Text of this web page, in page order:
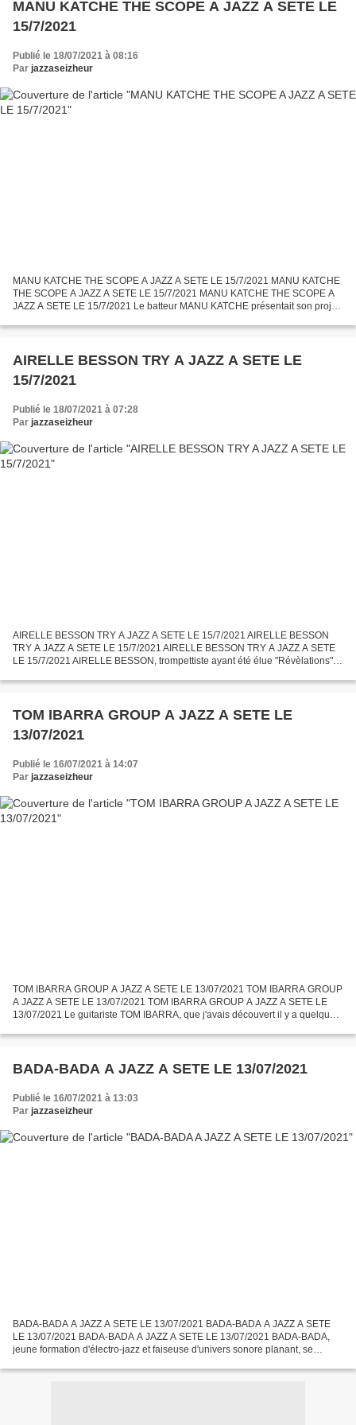
MANU KATCHE THE SCOPE A JAZZ A SETE LE
15/7/2021
Publié le 18/07/2021 à 08:16
Par jazzaseizheur
MANU KATCHE THE SCOPE A JAZZ A SETE LE 15/7/2021 MANU KATCHE
THE SCOPE A JAZZ A SETE LE 15/7/2021 MANU KATCHE THE SCOPE A
JAZZ A SETE LE 15/7/2021 Le batteur MANU KATCHE présentait son projet
AIRELLE BESSON TRY A JAZZ A SETE LE
15/7/2021
Publié le 18/07/2021 à 07:28
Par jazzaseizheur
AIRELLE BESSON TRY A JAZZ A SETE LE 15/7/2021 AIRELLE BESSON
TRY A JAZZ A SETE LE 15/7/2021 AIRELLE BESSON TRY A JAZZ A SETE
LE 15/7/2021 AIRELLE BESSON, trompettiste ayant été élue "Révèlations"
TOM IBARRA GROUP A JAZZ A SETE LE
13/07/2021
Publié le 16/07/2021 à 14:07
Par jazzaseizheur
TOM IBARRA GROUP A JAZZ A SETE LE 13/07/2021 TOM IBARRA GROUP
A JAZZ A SETE LE 13/07/2021 TOM IBARRA GROUP A JAZZ A SETE LE
13/07/2021 Le guitariste TOM IBARRA, que j'avais découvert il y a quelques
BADA-BADA A JAZZ A SETE LE 13/07/2021
Publié le 16/07/2021 à 13:03
Par jazzaseizheur
BADA-BADA A JAZZ A SETE LE 13/07/2021 BADA-BADA A JAZZ A SETE
LE 13/07/2021 BADA-BADA A JAZZ A SETE LE 13/07/2021 BADA-BADA,
jeune formation d'électro-jazz et faiseuse d'univers sonore planant, se